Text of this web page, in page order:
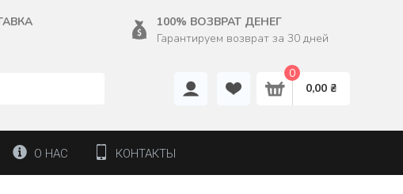
100% ВОЗВРАТ ДЕНЕГ
Гарантируем возврат за 30 дней
0,00 ₴
0
О НАС КОНТАКТЫ